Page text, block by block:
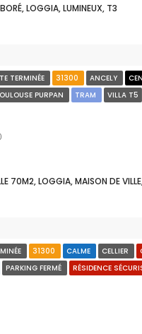
LOGGIA, LUMINEUX, T3
TERMINÉE 31300 ANCELY
PURPAN TRAM VILLA T5
70M2, LOGGIA, MAISON DE
31300 CALME CELLIER
PARKING FERMÉ RÉSIDENCE